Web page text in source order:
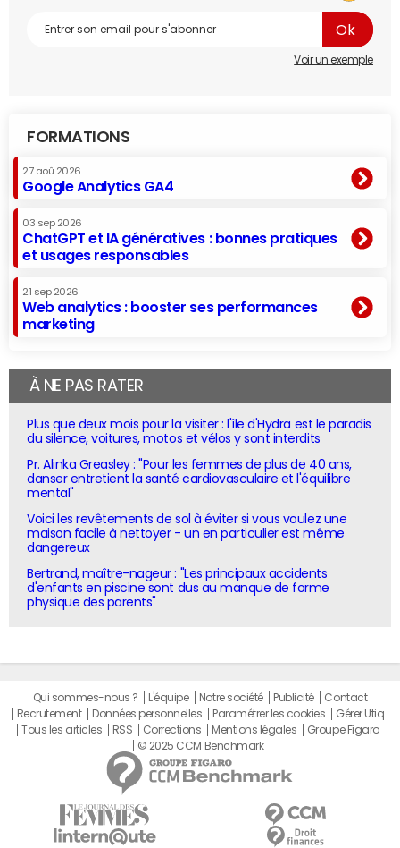
Voir un exemple
FORMATIONS
27 aoû 2026
Google Analytics GA4
03 sep 2026
ChatGPT et IA génératives : bonnes pratiques
et usages responsables
21 sep 2026
Web analytics : booster ses performances
marketing
À NE PAS RATER
Plus que deux mois pour la visiter : l'île d'Hydra est le paradis
du silence, voitures, motos et vélos y sont interdits
Pr. Alinka Greasley : "Pour les femmes de plus de 40 ans,
danser entretient la santé cardiovasculaire et l'équilibre
mental"
Voici les revêtements de sol à éviter si vous voulez une
maison facile à nettoyer - un en particulier est même
dangereux
Bertrand, maître-nageur : "Les principaux accidents
d'enfants en piscine sont dus au manque de forme
physique des parents"
Qui sommes-nous ? L'équipe Notre société Publicité
Contact
Recrutement
Données personnelles Paramétrer les cookies
Gérer Utiq
Tous les articles
RSS Corrections Mentions légales
Groupe Figaro
© 2025 CCM Benchmark